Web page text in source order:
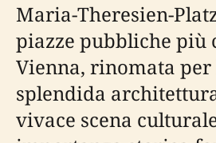
Maria-Theresien-
piazze pubbliche più
Vienna, rinomata per
splendida
vivace scena